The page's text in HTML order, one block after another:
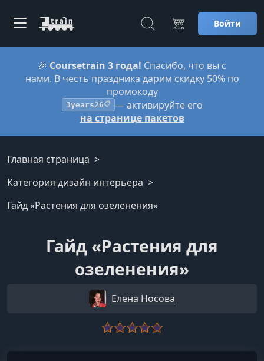
Войти
🎉 Coursetrain 3 года! Спасибо, что вы с
нами. В честь праздника дарим скидку 50% по
промокоду
3years26📋 — активируйте его
на странице пакетов
Главная страница
Категория дизайн интерьера
Гайд «Растения для озеленения»
Гайд «Растения для
озеленения»
Елена Носова